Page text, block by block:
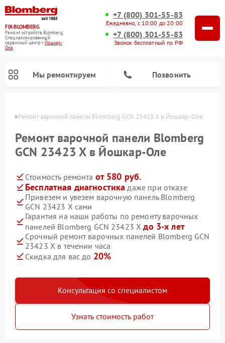
FIX-BLOMBERG
Ремонт устройств Blomberg
Специализированный
cервисный центр г.Йошкар-
Ола
+7 (800) 301-55-83
Ежедневно, с 10:00 до 20:00
+7 (800) 301-55-83
Звонок бесплатный по РФ
Мы ремонтируем Позвонить
Ремонт варочной панели Blomberg GCN 23423 X в Йошкар-Оле
Ремонт варочной панели Blomberg
GCN 23423 X в Йошкар-Оле
Стоимость ремонта от 580 руб.
Бесплатная диагностика даже при отказе
Привезем и увезем варочную панель Blomberg
GCN 23423 X сами
Гарантия на наши работы по ремонту варочных
панелей Blomberg GCN 23423 Xдо 3-х лет
Срочный ремонт варочных панелей Blomberg GCN
23423 X в течении часа
Скидка для вас до 20%
Консультация со специалистом
Узнать стоимость работ